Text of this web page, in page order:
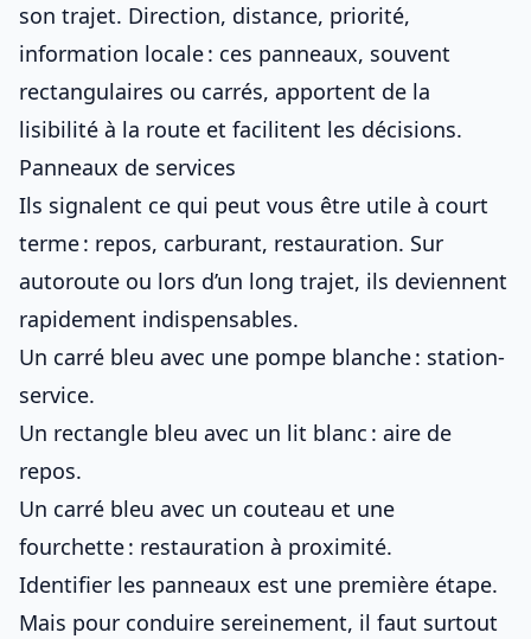
son trajet. Direction, distance, priorité,
information locale : ces panneaux, souvent
rectangulaires ou carrés, apportent de la
lisibilité à la route et facilitent les décisions.
Panneaux de services
Ils signalent ce qui peut vous être utile à court
terme : repos, carburant, restauration. Sur
autoroute ou lors d’un long trajet, ils deviennent
rapidement indispensables.
Un carré bleu avec une pompe blanche : station-
service.
Un rectangle bleu avec un lit blanc : aire de
repos.
Un carré bleu avec un couteau et une
fourchette : restauration à proximité.
Identifier les panneaux est une première étape.
Mais pour conduire sereinement, il faut surtout